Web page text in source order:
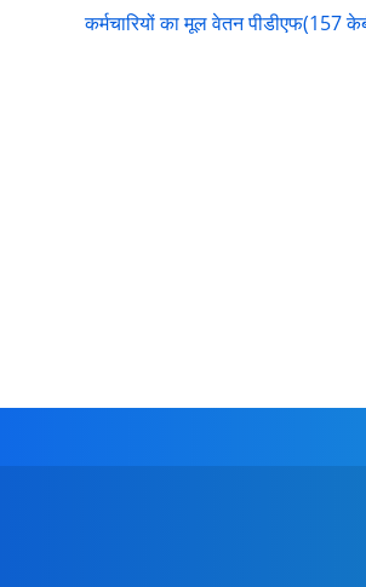
कर्मचारियों का मूल वेतन पीडीएफ(157